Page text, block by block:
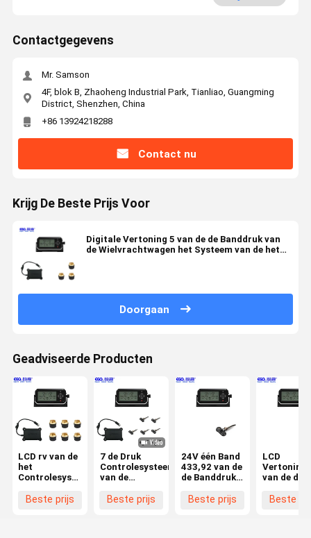
Contactgegevens
Mr. Samson
4F, blok B, Zhaoheng Industrial Park, Tianliao, Guangming
District, Shenzhen, China
+86 13924218288
Contact nu
Krijg De Beste Prijs Voor
Digitale Vertoning 5 van de de Banddruk van
de Wielvrachtwagen het Systeem van de het
Doorgaan
Geadviseerde Producten
LCD rv van de
het
Controlesysteemauto
Banddruk het
Beste prijs
7 de Druk
Controlesysteem
van de
Draadloos
Beste prijs
24V één Band
433,92 van de
de Banddruk
hetBeste prijs
LCD
Vertoning
van de de
de Bandrv
Beste